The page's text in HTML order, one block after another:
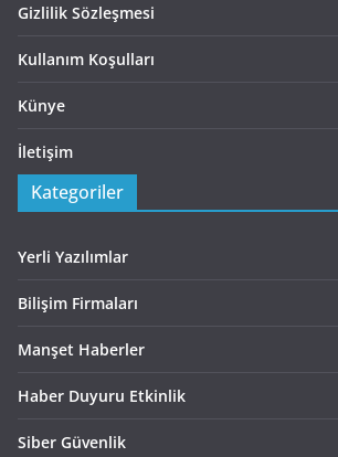
Gizlilik Sözleşmesi
Kullanım Koşulları
Künye
İletişim
Kategoriler
Yerli Yazılımlar
Bilişim Firmaları
Manşet Haberler
Haber Duyuru Etkinlik
Siber Güvenlik